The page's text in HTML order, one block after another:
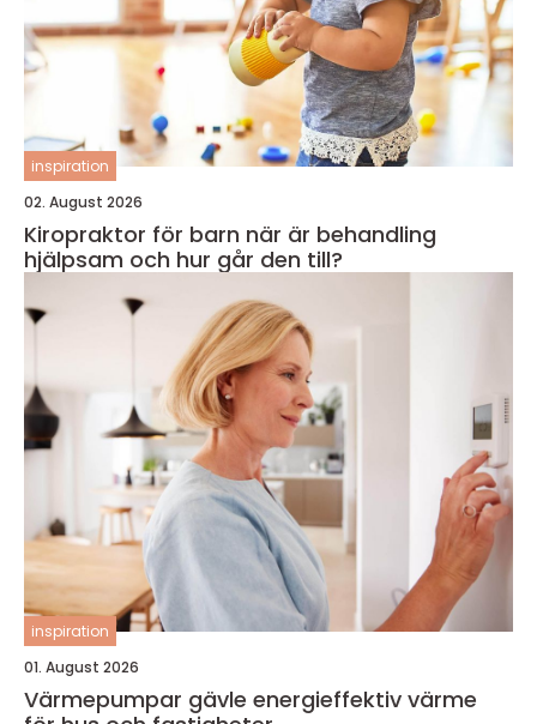
inspiration
02. August 2026
Kiropraktor för barn när är behandling
hjälpsam och hur går den till?
inspiration
01. August 2026
Värmepumpar gävle energieffektiv värme